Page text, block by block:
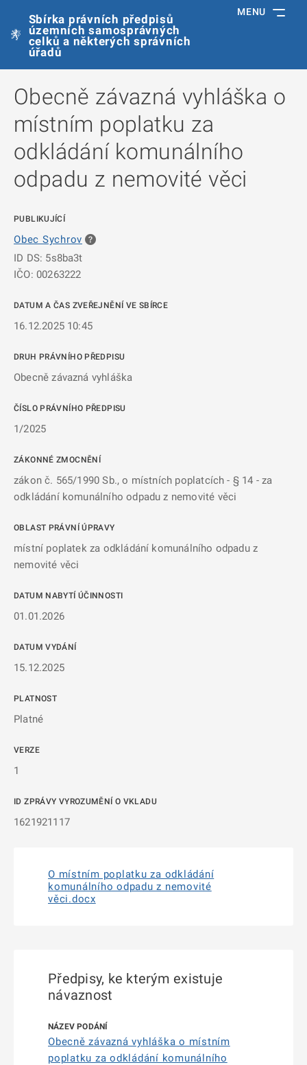
Sbírka právních předpisů
územních samosprávných
celků a některých správních
úřadů
MENU
Obecně závazná vyhláška o
místním poplatku za
odkládání komunálního
odpadu z nemovité věci
PUBLIKUJÍCÍ
Obec Sychrov
ID DS: 5s8ba3t
IČO: 00263222
DATUM A ČAS ZVEŘEJNĚNÍ VE SBÍRCE
16.12.2025 10:45
DRUH PRÁVNÍHO PŘEDPISU
Obecně závazná vyhláška
ČÍSLO PRÁVNÍHO PŘEDPISU
1/2025
ZÁKONNÉ ZMOCNĚNÍ
zákon č. 565/1990 Sb., o místních poplatcích - § 14 - za
odkládání komunálního odpadu z nemovité věci
OBLAST PRÁVNÍ ÚPRAVY
místní poplatek za odkládání komunálního odpadu z
nemovité věci
DATUM NABYTÍ ÚČINNOSTI
01.01.2026
DATUM VYDÁNÍ
15.12.2025
PLATNOST
Platné
VERZE
1
ID ZPRÁVY VYROZUMĚNÍ O VKLADU
1621921117
O místním poplatku za odkládání
komunálního odpadu z nemovité
věci.docx
Předpisy, ke kterým existuje
návaznost
Obecně závazná vyhláška o místním
poplatku za odkládání komunálního